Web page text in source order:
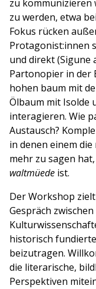
zu
zu werden, etwa
Fokus rücken
Protagonist:innen
und direkt (Sigune
Partonopier in der
hohen baum mit
Ölbaum mit Isolde
interagieren. Wie
Austausch?
in denen einem
mehr zu sagen
waltmüede ist.
Der Workshop
Gespräch
historisch
beizutragen.
die literarische,
Perspektiven